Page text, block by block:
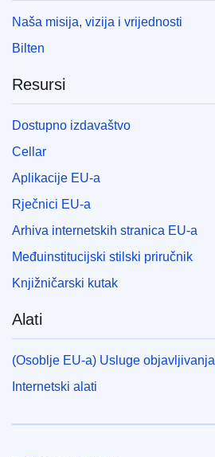
Naša misija, vizija i vrijednosti
Bilten
Resursi
Dostupno izdavaštvo
Cellar
Aplikacije EU-a
Rječnici EU-a
Arhiva internetskih stranica EU-a
Međuinstitucijski stilski priručnik
Knjižničarski kutak
Alati
(Osoblje EU-a) Usluge objavljivanja
Internetski alati